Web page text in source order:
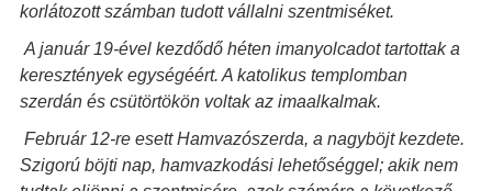
korlátozott számban tudott vállalni szentmiséket.
A január 19-ével kezdődő héten imanyolcadot tartottak a
keresztények egységéért. A katolikus templomban
szerdán és csütörtökön voltak az imaalkalmak.
Február 12-re esett Hamvazószerda, a nagyböjt kezdete.
Szigorú böjti nap, hamvazkodási lehetőséggel; akik nem